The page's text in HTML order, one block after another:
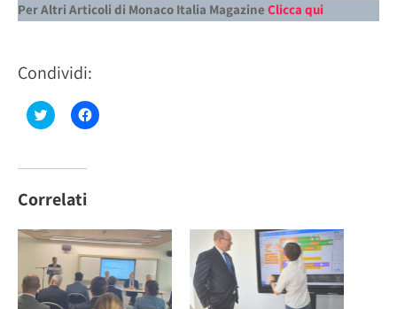
Per Altri Articoli di Monaco Italia Magazine Clicca qui
Condividi:
Fai
clic
su
(Si
apre
una
nuova
finestra)
Fai
clic
nuova
finestra)
Correlati